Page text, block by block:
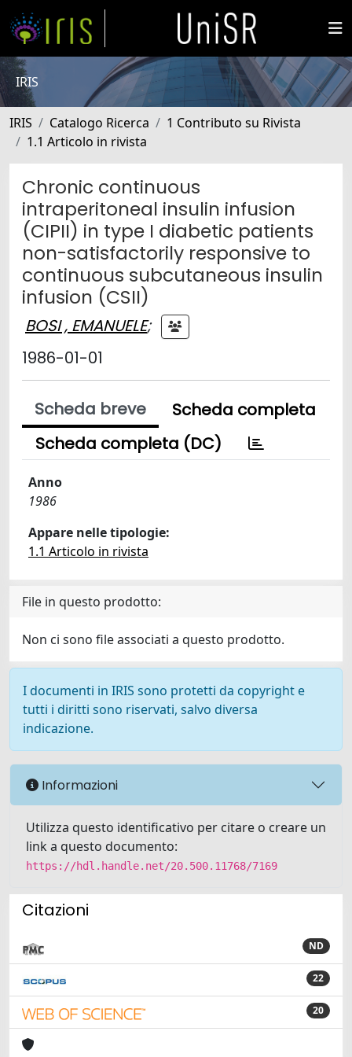
IRIS
IRIS Catalogo Ricerca
1 Contributo su Rivista
1.1 Articolo in rivista
Chronic continuous
intraperitoneal insulin infusion
(CIPII) in type I diabetic patients
non-satisfactorily responsive to
continuous subcutaneous insulin
infusion (CSII)
BOSI , EMANUELE;
1986-01-01
Scheda breve
Scheda completa
Scheda completa (DC)
Anno
1986
Appare nelle tipologie:
1.1 Articolo in rivista
File in questo prodotto:
Non ci sono file associati a questo prodotto.
I documenti in IRIS sono protetti da copyright e
tutti i diritti sono riservati, salvo diversa
indicazione.
Informazioni
Utilizza questo identificativo per citare o creare un
link a questo documento:
https://hdl.handle.net/20.500.11768/7169
Citazioni
ND
22
20